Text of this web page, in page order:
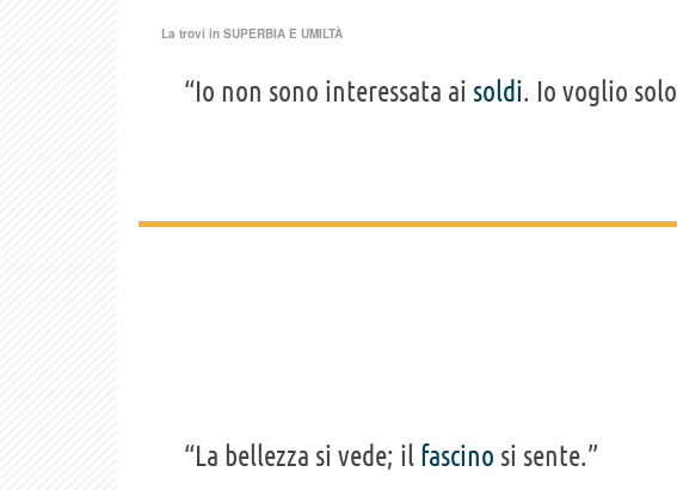
La trovi in SUPERBIA E UMILTÀ
“Io non sono interessata ai soldi. Io voglio solo
“La bellezza si vede; il fascino si sente.”